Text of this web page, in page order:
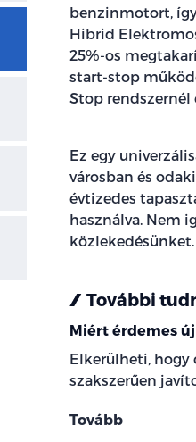
benzinmotort,
Hibrid
25%-os
start-stop
Stop rendszernél
Ez egy
városban és
évtizedes
használva. Nem
közlekedésünket.
További
Miért érdemes
Elkerülheti, hogy
szakszerűen
Tovább